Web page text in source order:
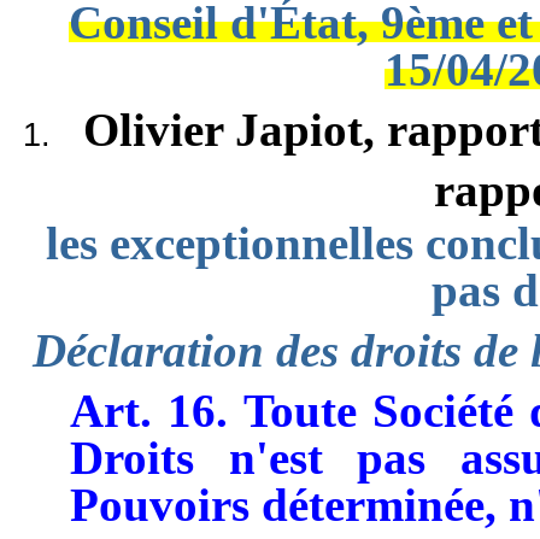
Conseil d'État, 9ème
15/04/
Olivier Japiot,
les exceptionnelles
pas
Déclaration des droits de
Art. 16. Toute
Droits n'est pas
Pouvoirs déterminée,